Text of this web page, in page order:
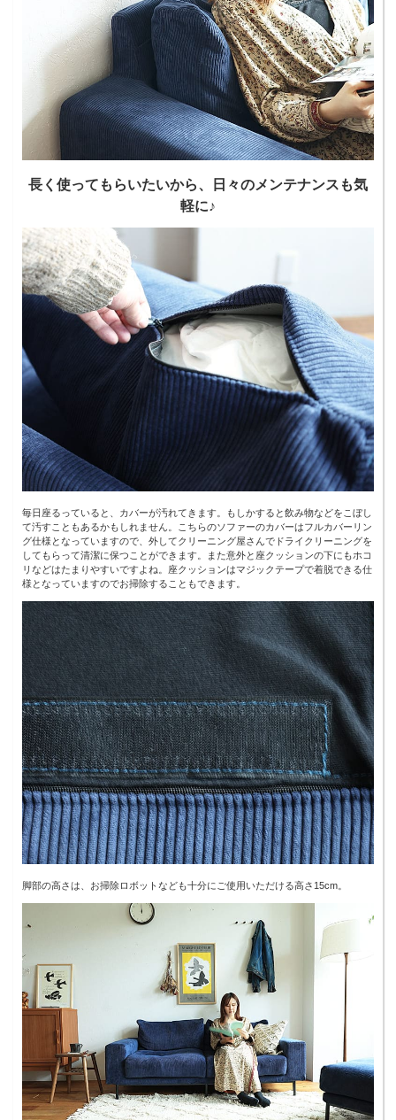
長く使ってもらいたいから、日々のメンテナンスも気
軽に♪
毎日座るっていると、カバーが汚れてきます。もしかすると飲み物などをこぼし
て汚すこともあるかもしれません。こちらのソファーのカバーはフルカバーリン
グ仕様となっていますので、外してクリーニング屋さんでドライクリーニングを
してもらって清潔に保つことができます。また意外と座クッションの下にもホコ
リなどはたまりやすいですよね。座クッションはマジックテープで着脱できる仕
様となっていますのでお掃除することもできます。
脚部の高さは、お掃除ロボットなども十分にご使用いただける高さ15cm。